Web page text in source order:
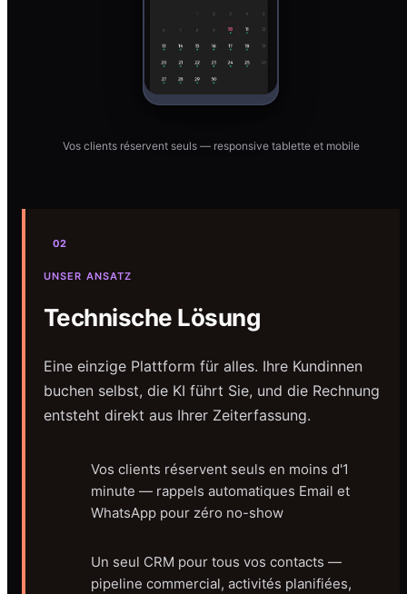
Vos clients réservent seuls — responsive tablette et mobile
02
UNSER ANSATZ
Technische Lösung
Eine einzige Plattform für alles. Ihre Kundinnen
buchen selbst, die KI führt Sie, und die Rechnung
entsteht direkt aus Ihrer Zeiterfassung.
Vos clients réservent seuls en moins d'1
minute — rappels automatiques Email et
WhatsApp pour zéro no-show
Un seul CRM pour tous vos contacts —
pipeline commercial, activités planifiées,